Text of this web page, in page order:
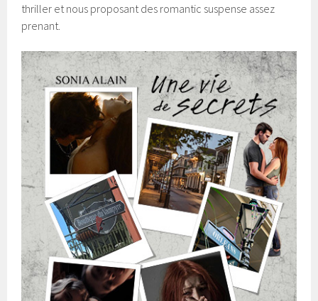
thriller et nous proposant des romantic suspense assez
prenant.